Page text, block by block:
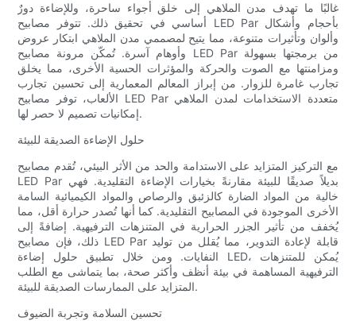
غالبًا ما تهدف مدن الملاهي إلى خلق أجواء ساحرة، وللإضاءة دورٌ
أساسي في تحقيق ذلك. تتوفر مصابيح LED Par بأحجام وأشكال
وألوان وتأثيرات متنوعة، مما يتيح لمصممي مدن الملاهي ابتكار عروض
وأوهام آسرة. تُمكّن مرونة مصابيح LED Par من برمجتها بسهولة
ومزامنتها مع الصوت والحركة والمؤثرات الحسية الأخرى، مما يخلق
تجارب غامرة للزوار. من إبراز المعالم المعمارية إلى تحسين تجارب
الألعاب، توفر مصابيح LED Par متعددة الاستخدامات لمدن الملاهي
إمكانيات تصميم لا حصر لها.
حلول الإضاءة الصديقة للبيئة
مع التركيز المتزايد على الاستدامة والحد من الأثر البيئي، تُقدم مصابيح
LED Par بديلاً صديقًا للبيئة مقارنةً بخيارات الإضاءة التقليدية. فهي
خالية من المواد الضارة كالزئبق والرصاص والمواد الكيميائية السامة
الأخرى الموجودة في المصابيح التقليدية. كما أنها تُصدر حرارة أقل، مما
يُخفف من تأثير الجزر الحرارية في المتنزهات الترفيهية. إضافةً إلى
ذلك، فإن مصابيح LED Par قابلة لإعادة التدوير، مما يُقلل من توليد
النفايات. ومن خلال تطبيق حلول إضاءة LED، يُمكن للمتنزهات
الترفيهية المساهمة في بيئة أنظف وأكثر صحة، بما يتماشى مع الطلب
المتزايد على الممارسات الصديقة للبيئة.
تحسين السلامة وتجربة الضيوف